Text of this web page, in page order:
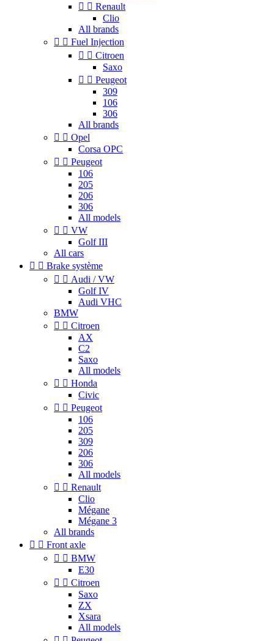
  Renault
Clio
All brands
  Fuel Injection
  Citroen
Saxo
  Peugeot
309
106
306
All brands
  Opel
Corsa OPC
  Peugeot
106
205
206
306
All models
  VW
Golf III
All cars
  Brake système
  Audi / VW
Golf IV
Audi VHC
BMW
  Citroen
AX
C2
Saxo
All models
  Honda
Civic
  Peugeot
106
205
309
206
306
All models
  Renault
Clio
Mégane
Mégane 3
All brands
  Front axle
  BMW
E30
  Citroen
Saxo
ZX
Xsara
All models